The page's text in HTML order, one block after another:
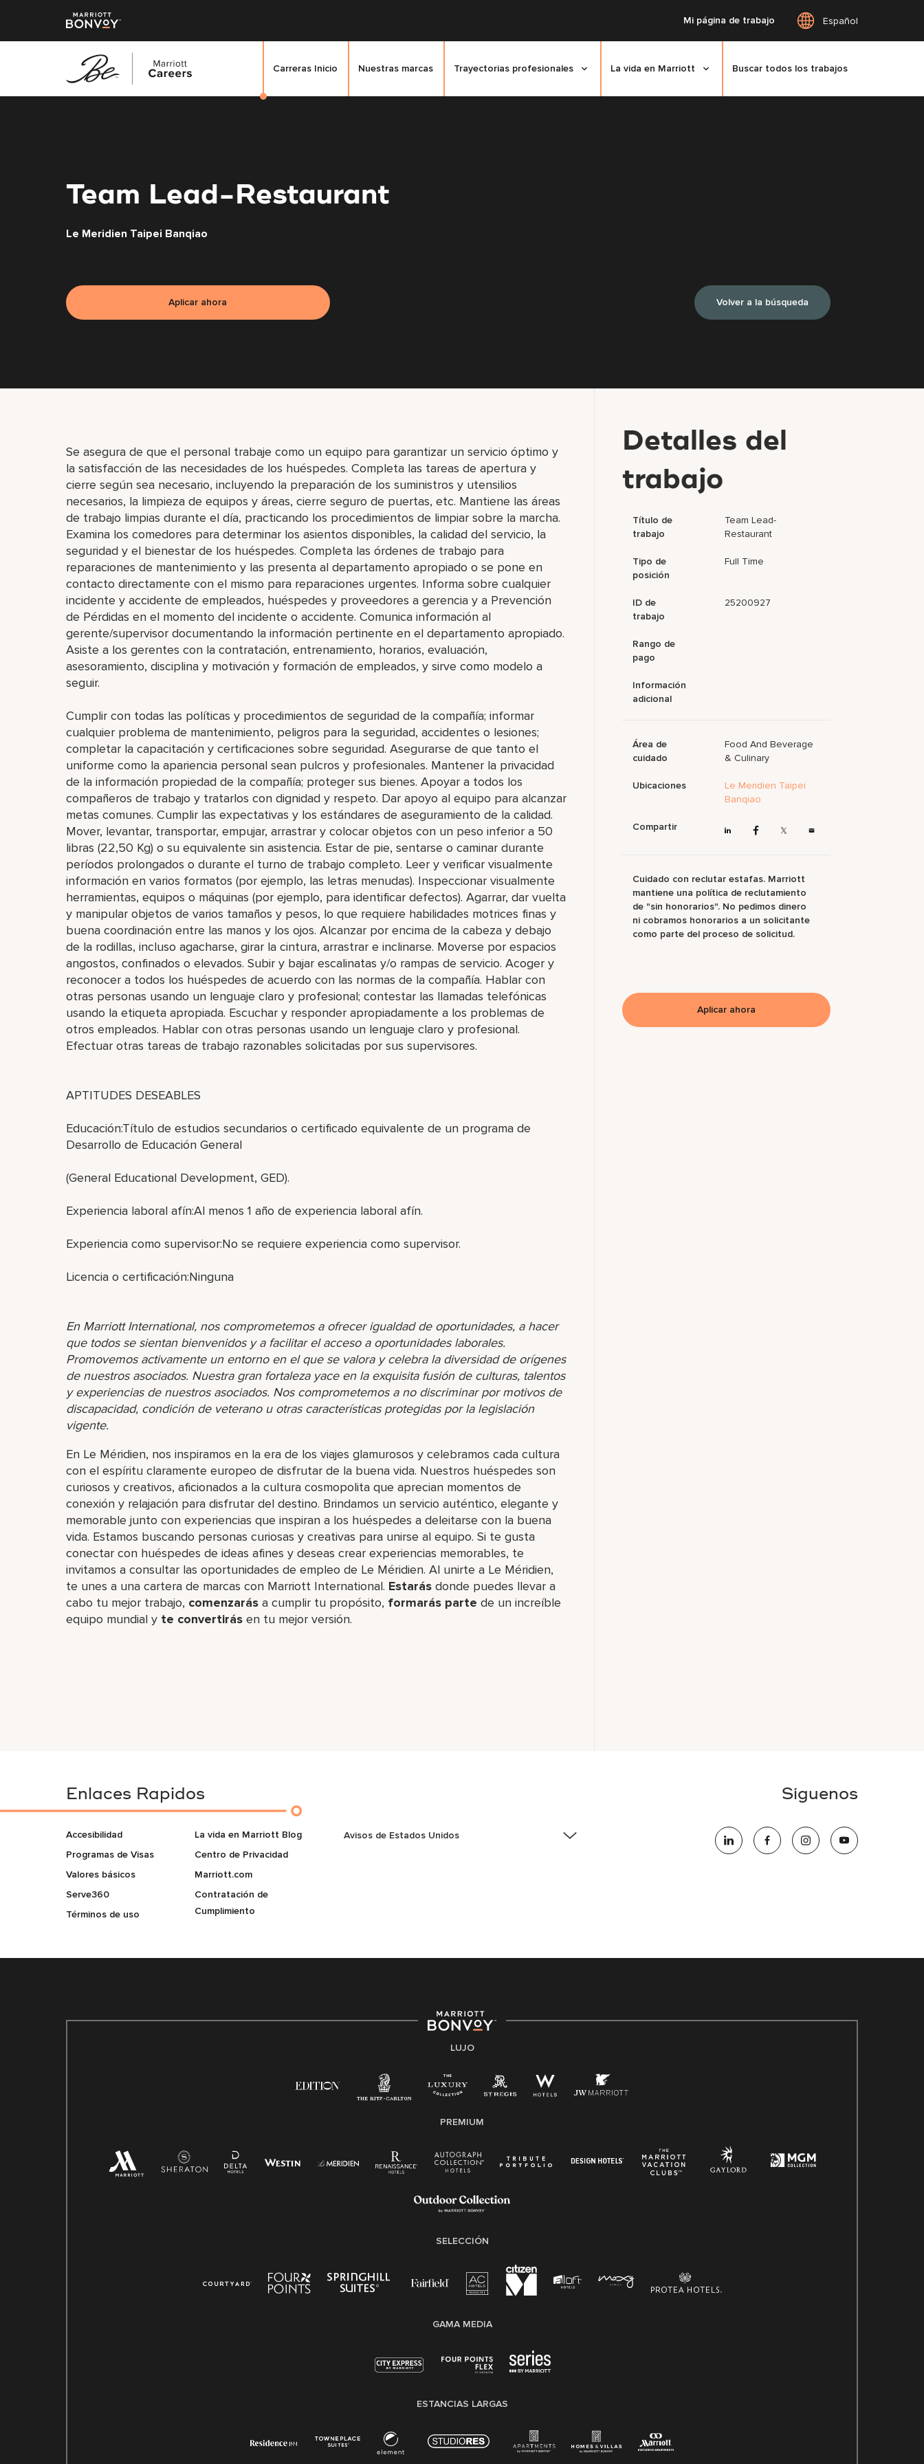
Mi página de trabajo Español
Carreras Inicio Nuestras marcas Trayectorias profesionales La vida en Marriott Buscar todos los trabajos
Team Lead-Restaurant
Le Meridien Taipei Banqiao
Aplicar ahora Volver a la búsqueda
Se asegura de que el personal trabaje como un equipo para garantizar un servicio óptimo y
la satisfacción de las necesidades de los huéspedes. Completa las tareas de apertura y
cierre según sea necesario, incluyendo la preparación de los suministros y utensilios
necesarios, la limpieza de equipos y áreas, cierre seguro de puertas, etc. Mantiene las áreas
de trabajo limpias durante el día, practicando los procedimientos de limpiar sobre la marcha.
Examina los comedores para determinar los asientos disponibles, la calidad del servicio, la
seguridad y el bienestar de los huéspedes. Completa las órdenes de trabajo para
reparaciones de mantenimiento y las presenta al departamento apropiado o se pone en
contacto directamente con el mismo para reparaciones urgentes. Informa sobre cualquier
incidente y accidente de empleados, huéspedes y proveedores a gerencia y a Prevención
de Pérdidas en el momento del incidente o accidente. Comunica información al
gerente/supervisor documentando la información pertinente en el departamento apropiado.
Asiste a los gerentes con la contratación, entrenamiento, horarios, evaluación,
asesoramiento, disciplina y motivación y formación de empleados, y sirve como modelo a
seguir.
Cumplir con todas las políticas y procedimientos de seguridad de la compañía; informar
cualquier problema de mantenimiento, peligros para la seguridad, accidentes o lesiones;
completar la capacitación y certificaciones sobre seguridad. Asegurarse de que tanto el
uniforme como la apariencia personal sean pulcros y profesionales. Mantener la privacidad
de la información propiedad de la compañía; proteger sus bienes. Apoyar a todos los
compañeros de trabajo y tratarlos con dignidad y respeto. Dar apoyo al equipo para alcanzar
metas comunes. Cumplir las expectativas y los estándares de aseguramiento de la calidad.
Mover, levantar, transportar, empujar, arrastrar y colocar objetos con un peso inferior a 50
libras (22,50 Kg) o su equivalente sin asistencia. Estar de pie, sentarse o caminar durante
períodos prolongados o durante el turno de trabajo completo. Leer y verificar visualmente
información en varios formatos (por ejemplo, las letras menudas). Inspeccionar visualmente
herramientas, equipos o máquinas (por ejemplo, para identificar defectos). Agarrar, dar vuelta
y manipular objetos de varios tamaños y pesos, lo que requiere habilidades motrices finas y
buena coordinación entre las manos y los ojos. Alcanzar por encima de la cabeza y debajo
de la rodillas, incluso agacharse, girar la cintura, arrastrar e inclinarse. Moverse por espacios
angostos, confinados o elevados. Subir y bajar escalinatas y/o rampas de servicio. Acoger y
reconocer a todos los huéspedes de acuerdo con las normas de la compañía. Hablar con
otras personas usando un lenguaje claro y profesional; contestar las llamadas telefónicas
usando la etiqueta apropiada. Escuchar y responder apropiadamente a los problemas de
otros empleados. Hablar con otras personas usando un lenguaje claro y profesional.
Efectuar otras tareas de trabajo razonables solicitadas por sus supervisores.
APTITUDES DESEABLES
Educación:Título de estudios secundarios o certificado equivalente de un programa de
Desarrollo de Educación General
(General Educational Development, GED).
Experiencia laboral afín:Al menos 1 año de experiencia laboral afín.
Experiencia como supervisor:No se requiere experiencia como supervisor.
Licencia o certificación:Ninguna
En Marriott International, nos comprometemos a ofrecer igualdad de oportunidades, a hacer
que todos se sientan bienvenidos y a facilitar el acceso a oportunidades laborales.
Promovemos activamente un entorno en el que se valora y celebra la diversidad de orígenes
de nuestros asociados. Nuestra gran fortaleza yace en la exquisita fusión de culturas, talentos
y experiencias de nuestros asociados. Nos comprometemos a no discriminar por motivos de
discapacidad, condición de veterano u otras características protegidas por la legislación
vigente.
En Le Méridien, nos inspiramos en la era de los viajes glamurosos y celebramos cada cultura
con el espíritu claramente europeo de disfrutar de la buena vida. Nuestros huéspedes son
curiosos y creativos, aficionados a la cultura cosmopolita que aprecian momentos de
conexión y relajación para disfrutar del destino. Brindamos un servicio auténtico, elegante y
memorable junto con experiencias que inspiran a los huéspedes a deleitarse con la buena
vida. Estamos buscando personas curiosas y creativas para unirse al equipo. Si te gusta
conectar con huéspedes de ideas afines y deseas crear experiencias memorables, te
invitamos a consultar las oportunidades de empleo de Le Méridien. Al unirte a Le Méridien,
te unes a una cartera de marcas con Marriott International. Estarás donde puedes llevar a
cabo tu mejor trabajo,​ comenzarás a cumplir tu propósito, formarás parte de un increíble​
equipo mundial y te convertirás en tu mejor versión.
Detalles del
trabajo
Título de
trabajo
Team Lead-
Restaurant
Tipo de
posición
Full Time
ID de
trabajo
25200927
Rango de
pago
Información
adicional
Área de
cuidado
Food And Beverage
& Culinary
Ubicaciones
Le Meridien Taipei
Banqiao
Compartir
Cuidado con reclutar estafas. Marriott
mantiene una política de reclutamiento
de "sin honorarios". No pedimos dinero
ni cobramos honorarios a un solicitante
como parte del proceso de solicitud.
Aplicar ahora
Enlaces Rapidos
Accesibilidad
Programas de Visas
Valores básicos
Serve360
Términos de uso
La vida en Marriott Blog
Centro de Privacidad
Marriott.com
Contratación de
Cumplimiento
Avisos de Estados Unidos
motivos de discapacidad, condición de veterano o
cualquier otra base protegida por leyes federales,
E-Verify Inglés/Español
Derecho a trabajar inglés/español
(EPPA)
Ley de licencia familiar y médica (FMLA)
Síguenos
LUJO
PREMIUM
SELECCIÓN
GAMA MEDIA
ESTANCIAS LARGAS